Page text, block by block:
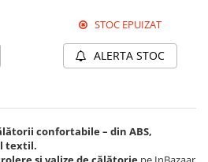
STOC EPUIZAT
ALERTA STOC
confortabile – din ABS,
textil.